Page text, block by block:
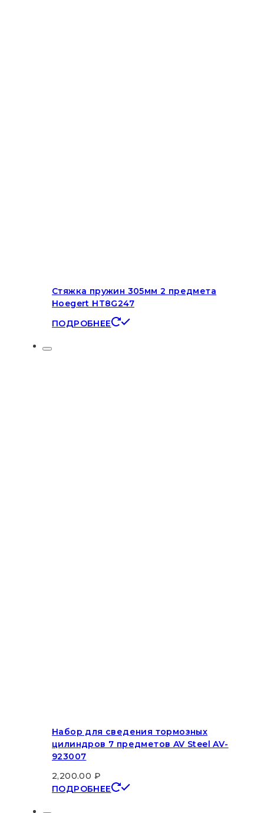
Стяжка пружин 305мм 2 предмета
Hoegert HT8G247
ПОДРОБНЕЕ
Набор для сведения тормозных
цилиндров 7 предметов AV Steel AV-
923007
2,200.00 ₽
ПОДРОБНЕЕ